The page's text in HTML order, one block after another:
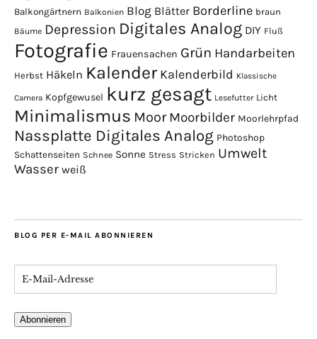
Balkongärtnern Balkonien Blog Blätter Borderline braun
Bäume Depression Digitales Analog DIY Fluß
Fotografie Frauensachen Grün Handarbeiten
Herbst Häkeln Kalender Kalenderbild Klassische
Camera Kopfgewusel kurz gesagt Lesefutter Licht
Minimalismus Moor Moorbilder Moorlehrpfad
Nassplatte Digitales Analog Photoshop
Schattenseiten Schnee Sonne Stress Stricken Umwelt
Wasser weiß
BLOG PER E-MAIL ABONNIEREN
Abonnieren